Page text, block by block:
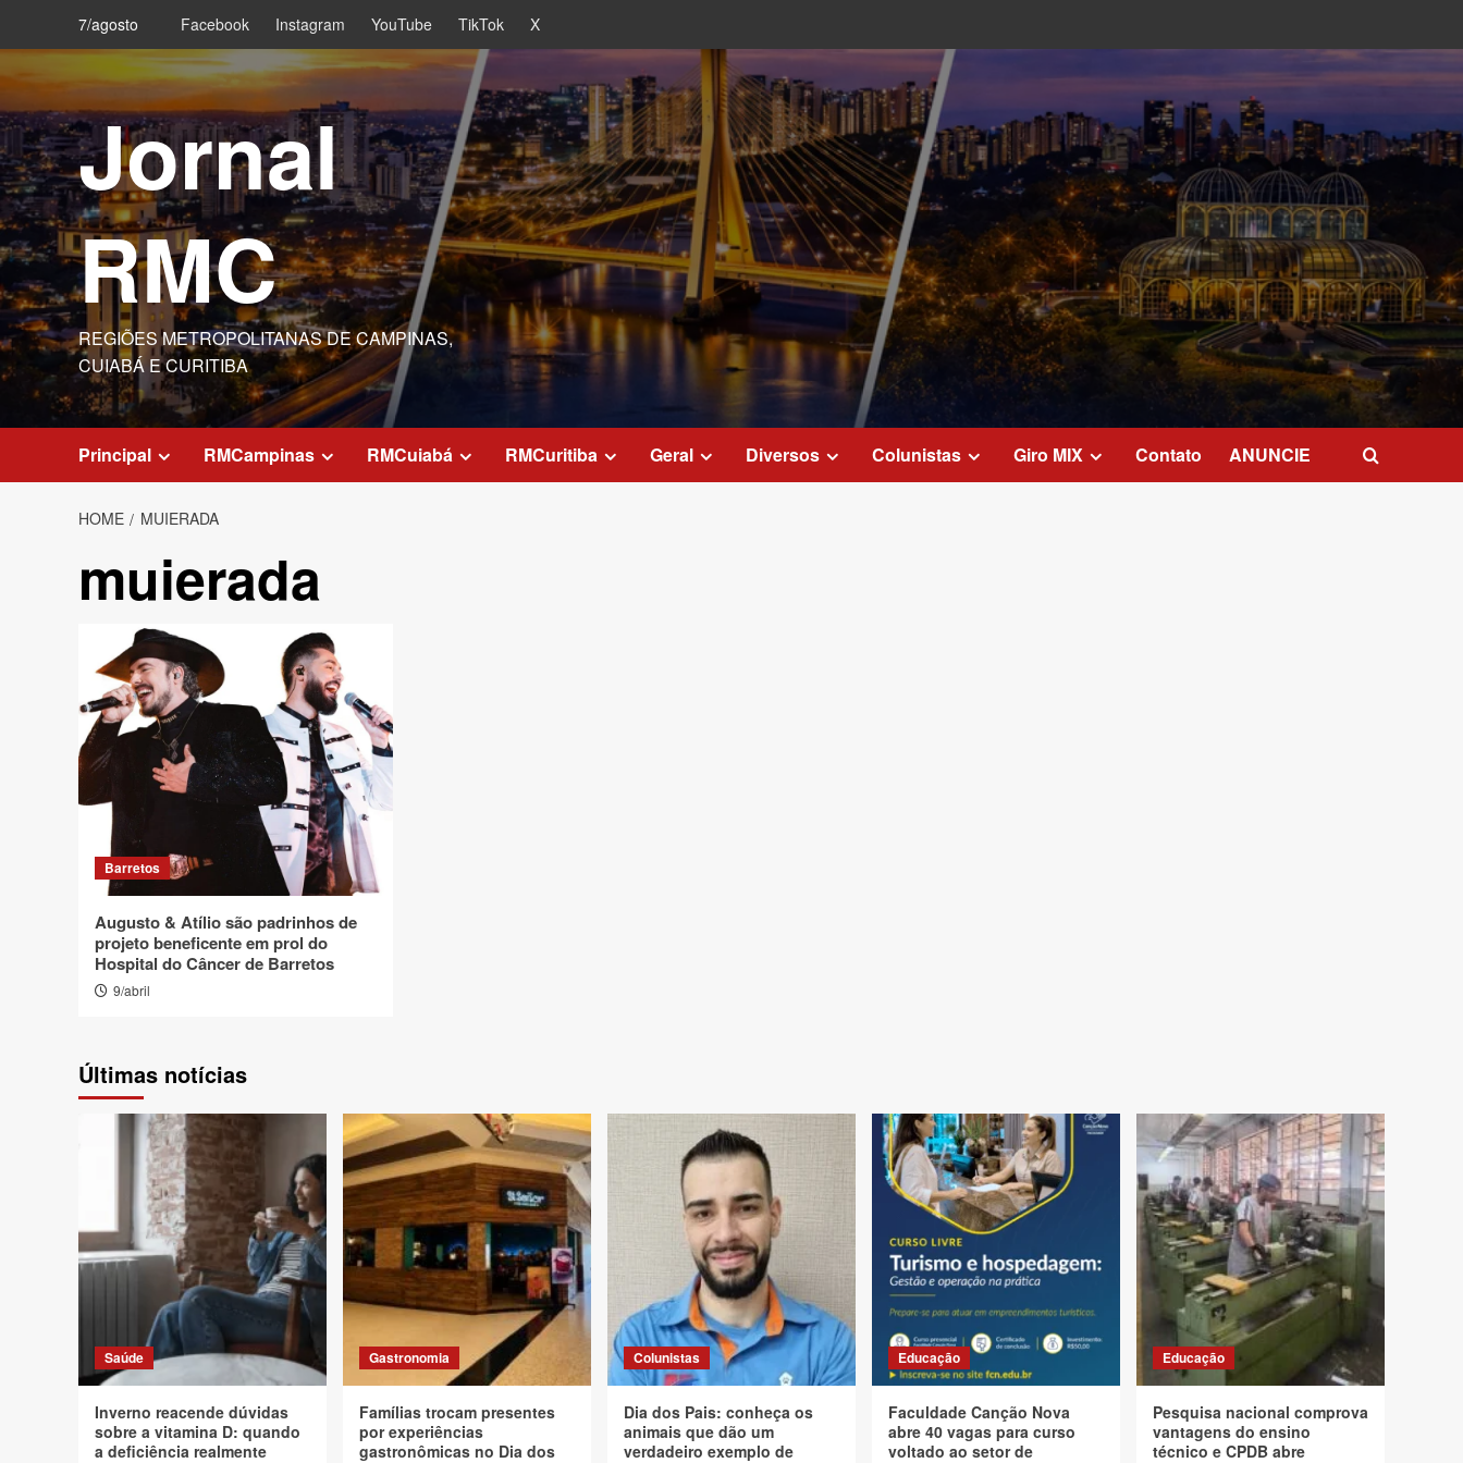
content
7/agosto Facebook Instagram YouTube TikTok X
Jornal
RMC
REGIÕES METROPOLITANAS DE CAMPINAS,
CUIABÁ E CURITIBA
Principal RMCampinas RMCuiabá RMCuritiba Geral Diversos Colunistas Giro MIX Contato ANUNCIE
HOME MUIERADA
muierada
Barretos
Augusto & Atílio são padrinhos de
projeto beneficente em prol do
Hospital do Câncer de Barretos
9/abril
Últimas notícias
Saúde
Inverno reacende dúvidas
sobre a vitamina D: quando
a deficiência realmente
Gastronomia
Famílias trocam presentes
por experiências
gastronômicas no Dia dos
Colunistas
Dia dos Pais: conheça os
animais que dão um
verdadeiro exemplo de
Educação
Faculdade Canção Nova
abre 40 vagas para curso
voltado ao setor de
Educação
Pesquisa nacional comprova
vantagens do ensino
técnico e CPDB abre